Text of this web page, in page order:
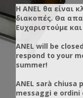
Η ANEL θα είναι
διακοπές. Θα
Ευχαριστούμε
ANEL will be
respond to your
summer!
ANEL sarà chiusa
messaggi e ordini